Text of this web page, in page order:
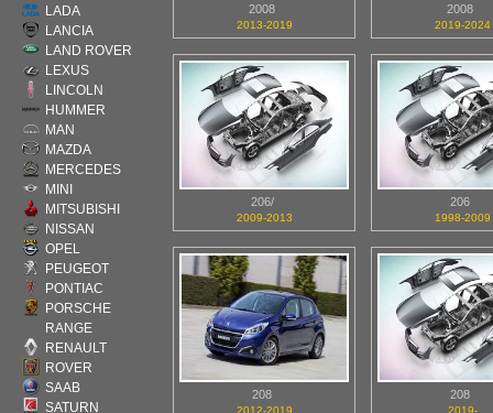
LADA
LANCIA
LAND ROVER
LEXUS
LINCOLN
HUMMER
MAN
MAZDA
MERCEDES
MINI
MITSUBISHI
NISSAN
OPEL
PEUGEOT
PONTIAC
PORSCHE
RANGE
RENAULT
ROVER
SAAB
SATURN
2008
2013-2019
2008
2019-2024
206/
2009-2013
206
1998-2009
208
2012-2019
208
2019-